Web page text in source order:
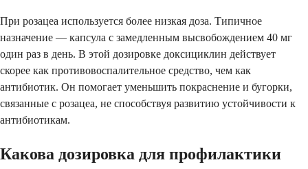
При розацеа используется более низкая доза. Типичное
назначение — капсула с замедленным высвобождением 40 мг
один раз в день. В этой дозировке доксициклин действует
скорее как противовоспалительное средство, чем как
антибиотик. Он помогает уменьшить покраснение и бугорки,
связанные с розацеа, не способствуя развитию устойчивости к
антибиотикам.
Какова дозировка для профилактики